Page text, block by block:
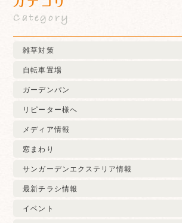
Category
雑草対策
自転車置場
ガーデンパン
リピーター様へ
メディア情報
窓まわり
サンガーデンエクステリア情報
最新チラシ情報
イベント